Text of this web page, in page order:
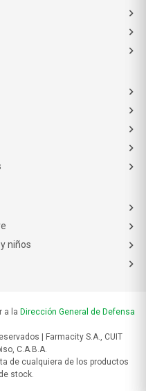
niños
a la Dirección General de Defensa
| Farmacity S.A., CUIT
C.A.B.A.
de cualquiera de los productos
stock.